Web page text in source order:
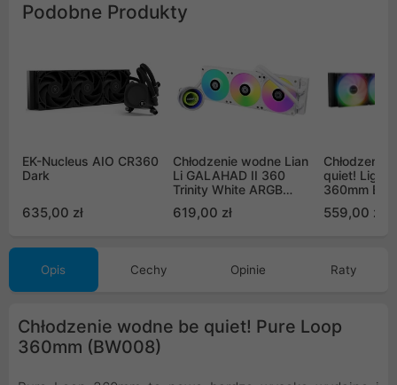
Podobne Produkty
EK-Nucleus AIO CR360
Dark
635,00 zł
Chłodzenie wodne Lian
Li GALAHAD II 360
Trinity White ARGB
(GA2T36W)
619,00 zł
Chłodzenie
quiet! Light
360mm
559,00 zł
Opis Cechy Opinie Raty
Chłodzenie wodne be quiet! Pure Loop
360mm (BW008)